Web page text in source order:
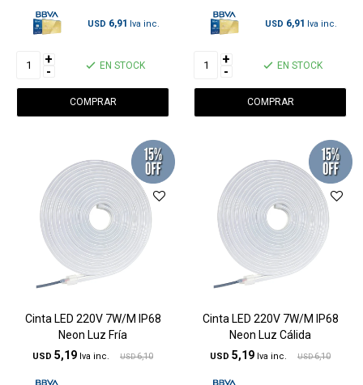
USD 6,91
+
- EN STOCK
USD 6,91
+
- EN STOCK
Cinta LED 220V 7W/M IP68
Neon Luz Fría
USD 5,19 USD 6,10
Cinta LED 220V 7W/M IP68
Neon Luz Cálida
USD 5,19 USD 6,10